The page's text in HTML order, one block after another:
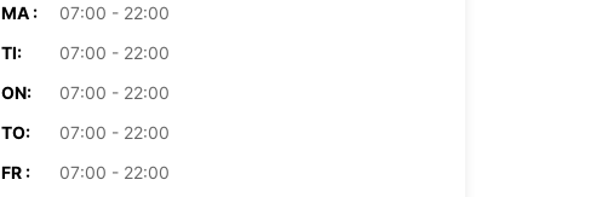
MA :
07:00 - 22:00
TI:
07:00 - 22:00
ON:
07:00 - 22:00
TO:
07:00 - 22:00
FR :
07:00 - 22:00